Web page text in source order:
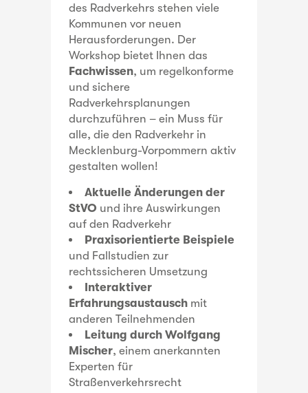
des Radverkehrs stehen viele
Kommunen vor neuen
Herausforderungen. Der
Workshop bietet Ihnen das
Fachwissen, um regelkonforme
und sichere
Radverkehrsplanungen
durchzuführen – ein Muss für
alle, die den Radverkehr in
Mecklenburg-Vorpommern aktiv
gestalten wollen!
Aktuelle Änderungen der
StVO und ihre Auswirkungen
auf den Radverkehr
Praxisorientierte Beispiele
und Fallstudien zur
rechtssicheren Umsetzung
Interaktiver
Erfahrungsaustausch mit
anderen Teilnehmenden
Leitung durch Wolfgang
Mischer, einem anerkannten
Experten für
Straßenverkehrsrecht